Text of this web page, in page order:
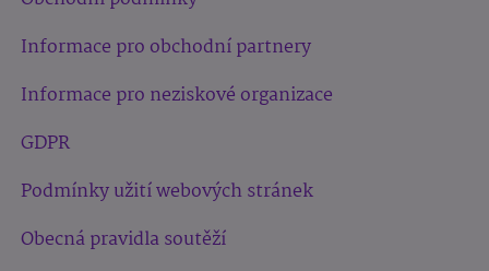
Informace pro obchodní partnery
Informace pro neziskové organizace
GDPR
Podmínky užití webových stránek
Obecná pravidla soutěží